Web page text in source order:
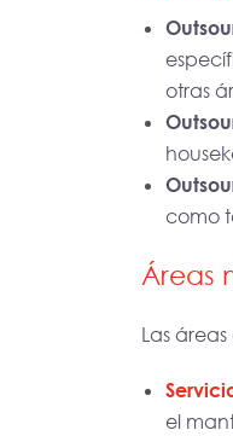
otras
como
Áreas
Las
el